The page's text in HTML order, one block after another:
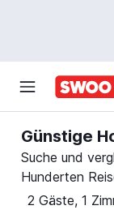
Günstige
Suche und
Hunderten
2 Gäste, 1